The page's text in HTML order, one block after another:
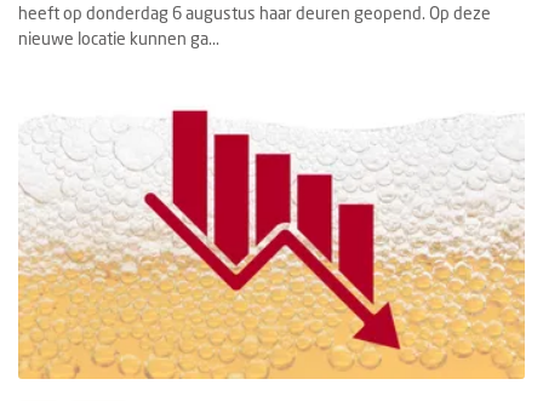
heeft op donderdag 6 augustus haar deuren geopend. Op deze
nieuwe locatie kunnen ga...